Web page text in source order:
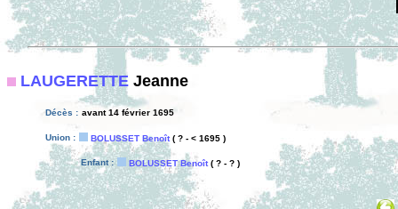
LAUGERETTE Jeanne
Décès : avant 14 février 1695
Union : BOLUSSET Benoît( ? - < 1695 )
Enfant : BOLUSSET Benoît( ? - ? )